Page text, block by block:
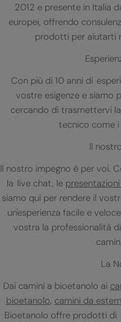
2012 e presente in Italia
europei, offrendo
prodotti per aiutarti
Con più di 10 anni di
vostre esigenze e siamo
cercando di trasmettervi
tecnico come
Il
Il nostro impegno è per voi.
la live chat, le
siamo qui per rendere il
un'esperienza facile e
vostra la professionalità
La
Dai camini a bioetanolo ai
bioetanolo, camini da
Bioetanolo offre prodotti